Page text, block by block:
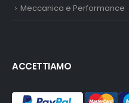
Meccanica e Performance
ACCETTIAMO